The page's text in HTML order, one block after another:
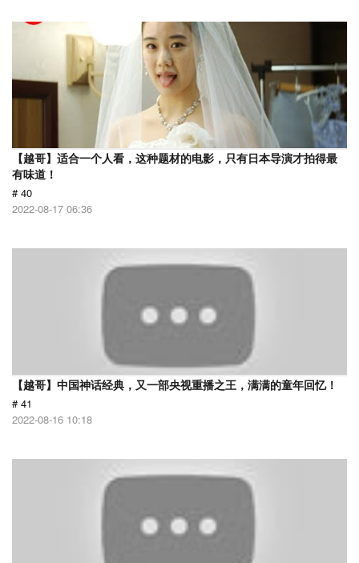
【越哥】适合一个人看，这种题材的电影，只有日本导演才拍得最
有味道！
# 40
2022-08-17 06:36
【越哥】中国神话经典，又一部央视重播之王，满满的童年回忆！
# 41
2022-08-16 10:18